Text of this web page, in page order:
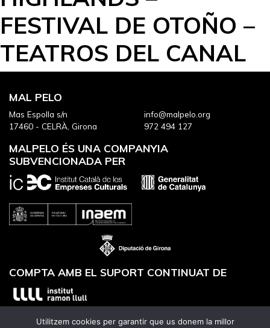
FESTIVAL DE OTOÑO –
TEATROS DEL CANAL
MAL PELO
Mas Espolla s/n
17460 - CELRÀ, Girona
info@malpelo.org
972 494 127
MALPELO ÉS UNA COMPANYIA
SUBVENCIONADA PER
COMPTA AMB EL SUPORT CONTINUAT DE
Utilitzem cookies per garantir que us donem la millor